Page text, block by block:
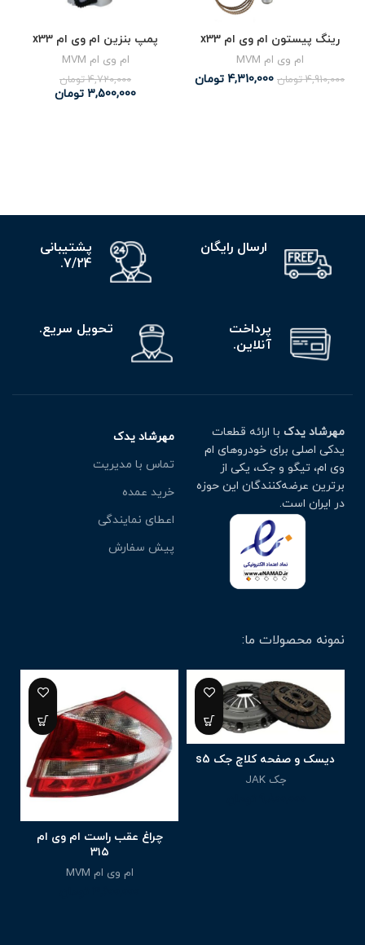
رینگ پیستون ام وی ام x33
ام وی ام MVM
4,910,000 تومان 4,310,000 تومان
پمپ بنزین ام وی ام x33
ام وی ام MVM
4,720,000 تومان
3,500,000 تومان
ارسال رایگان
پشتیبانی
7/24.
پرداخت
آنلاین.
تحویل سریع.
مهرشاد یدک با ارائه قطعات
یدکی اصلی برای خودروهای ام
وی ام، تیگو و جک، یکی از
برترین عرضه‌کنندگان این حوزه
در ایران است.
مهرشاد یدک
تماس با مدیریت
خرید عمده
اعطای نمایندگی
پیش سفارش
نمونه محصولات ما:
دیسک و صفحه کلاچ جک s5
جک JAK
چراغ عقب راست ام وی ام
۳۱۵
ام وی ام MVM